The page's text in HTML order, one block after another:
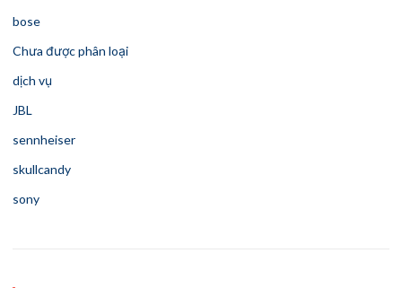
bose
Chưa được phân loại
dịch vụ
JBL
sennheiser
skullcandy
sony